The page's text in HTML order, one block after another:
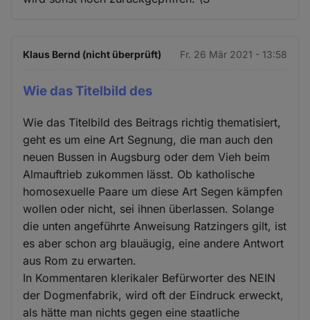
Klaus Bernd (nicht überprüft) Fr. 26 Mär 2021 - 13:58
Wie das Titelbild des
Wie das Titelbild des Beitrags richtig thematisiert,
geht es um eine Art Segnung, die man auch den
neuen Bussen in Augsburg oder dem Vieh beim
Almauftrieb zukommen lässt. Ob katholische
homosexuelle Paare um diese Art Segen kämpfen
wollen oder nicht, sei ihnen überlassen. Solange
die unten angeführte Anweisung Ratzingers gilt, ist
es aber schon arg blauäugig, eine andere Antwort
aus Rom zu erwarten.
In Kommentaren klerikaler Befürworter des NEIN
der Dogmenfabrik, wird oft der Eindruck erweckt,
als hätte man nichts gegen eine staatliche